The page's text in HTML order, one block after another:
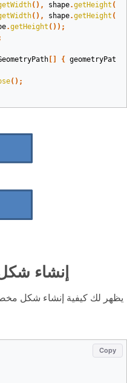
(), shape.getHeight ()
(), shape.getHeight
.getHeight ());
{ geometryPath0
();
إنشاء
Copy